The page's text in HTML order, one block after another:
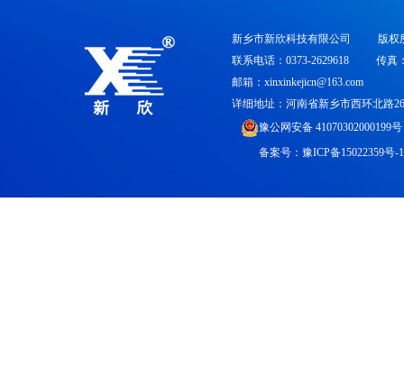
新乡市新欣科技有限公司
版权
联系电话：0373-2629618
传真
邮箱：xinxinkejicn@163.com
详细地址：河南省新乡市西环北路
豫公网安备 41070302000199号
备案号： 豫ICP备15022359号-1